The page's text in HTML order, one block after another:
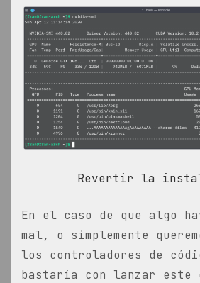
Revertir la
En el caso de que algo
mal, o simplemente
los controladores de
bastaría con lanzar este